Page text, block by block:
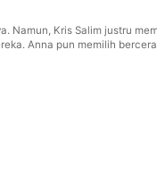
Namun, Kris Salim justru
Anna pun memilih